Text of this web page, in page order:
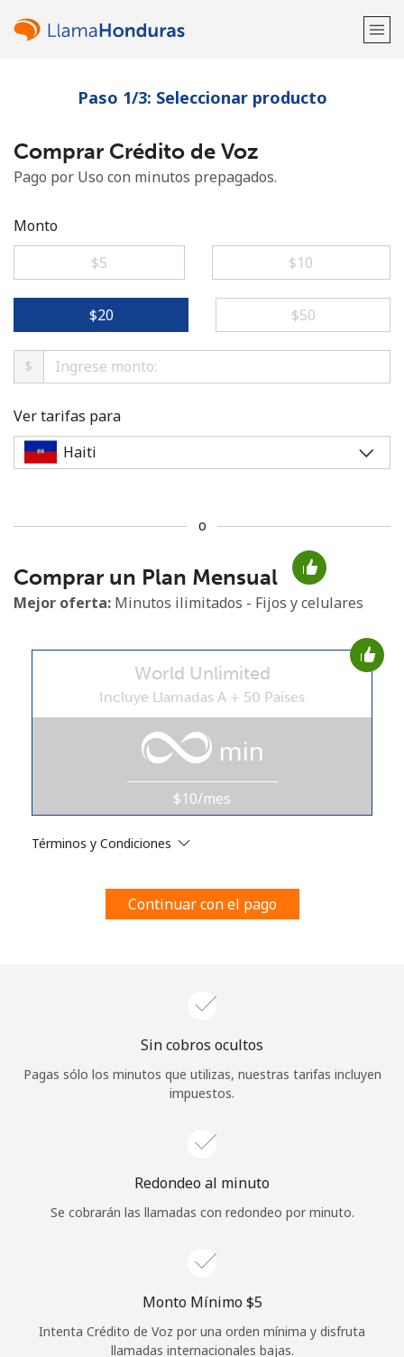
¡Bienvenido!
¿Ya tienes una cuenta?Inicia sesión →
No se ha creado una contraseña
Mínimo 8 caracteres
Una letra mayúscula y una minúscula
Un número
estosTérminos y condiciones.
Únete
¡Hola!
Inicia sesión oREGÍSTRATE →
¿Olvidaste tu contraseña? →
Continuar con
Paso 1/3: Seleccionar producto
Comprar Crédito de Voz
Pago por Uso con minutos prepagados.
Monto
⁦$5⁩
⁦$10⁩
⁦$20⁩ ⁦$50⁩
$
Ver tarifas para
o
Comprar un Plan Mensual
Mejor oferta: Minutos ilimitados - Fijos y celulares
World Unlimited
Incluye Llamadas A + 50 Países
min
$10/mes
Términos y Condiciones
Continuar con el pago
Sin cobros ocultos
Pagas sólo los minutos que utilizas, nuestras tarifas incluyen
impuestos.
Redondeo al minuto
Se cobrarán las llamadas con redondeo por minuto.
Monto Mínimo ⁦$5⁩
Intenta Crédito de Voz por una orden mínima y disfruta
llamadas internacionales bajas.